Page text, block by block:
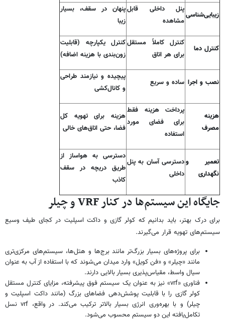
زیبایی‌شناسی
پنل داخلی قابل
مشاهده
پنهان در سقف، بسیار
زیبا
کنترل دما
کنترل کاملاً مستقل
برای هر اتاق
کنترل یکپارچه (قابلیت
زون‌بندی با هزینه اضافه)
نصب و اجرا ساده و سریع
پیچیده و نیازمند طراحی
و کانال‌کشی
هزینه
مصرف
پرداخت هزینه فقط
برای فضای مورد
استفاده
هزینه برای تهویه کل
فضا، حتی اتاق‌های خالی
تعمیر و
نگهداری
دسترسی آسان به پنل
داخلی
دسترسی به هواساز از
طریق دریچه در سقف
کاذب
جایگاه این سیستم‌ها در کنار VRF و چیلر
برای درک بهتر، باید بدانیم که کولر گازی و داکت اسپلیت در کجای طیف وسیع
سیستم‌های تهویه قرار می‌گیرند.
برای پروژه‌های بسیار بزرگ‌تر مانند برج‌ها و هتل‌ها، سیستم‌های مرکزی‌تری
مانند «چیلر» و «فن کویل» وارد میدان می‌شوند که با استفاده از آب به عنوان
سیال واسط، مقیاس‌پذیری بسیار بالایی دارند.
فناوری «vrf» نیز به عنوان یک سیستم فوق پیشرفته، مزایای کنترل مستقل
کولر گازی را با قابلیت پوشش‌دهی فضاهای بزرگ (مانند داکت اسپلیت و
چیلر) و با بهره‌وری انرژی بسیار بالاتر ترکیب می‌کند. در واقع، vrf نسل
تکامل‌یافته این دو سیستم محسوب می‌شود.